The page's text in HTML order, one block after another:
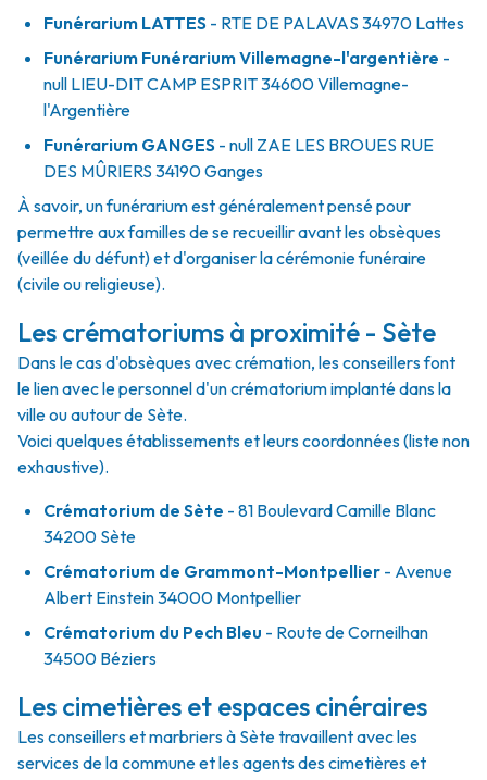
Funérarium LATTES - RTE DE PALAVAS 34970 Lattes
Funérarium Funérarium Villemagne-l'argentière -
null LIEU-DIT CAMP ESPRIT34600Villemagne-
l'Argentière
Funérarium GANGES - null ZAE LES BROUES RUE
DES MÛRIERS 34190Ganges
À savoir, un funérarium est généralement pensé pour
permettre aux familles de se recueillir avant les obsèques
(veillée du défunt) et d'organiser la cérémonie funéraire
(civile ou religieuse).
Les crématoriums à proximité - Sète
Dans le cas d'obsèques avec crémation, les conseillers font
le lien avec le personnel d'un crématorium implanté dans la
ville ou autour de Sète.
Voici quelques établissements et leurs coordonnées (liste non
exhaustive).
Crématorium de Sète - 81 Boulevard Camille Blanc
34200 Sète
Crématorium de Grammont-Montpellier - Avenue
Albert Einstein 34000 Montpellier
Crématorium du Pech Bleu - Route de Corneilhan
34500 Béziers
Les cimetières et espaces cinéraires
Les conseillers et marbriers à Sète travaillent avec les
services de la commune et les agents des cimetières et